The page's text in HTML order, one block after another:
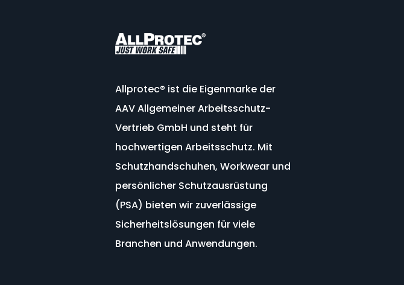
Allprotec® ist die Eigenmarke der
AAVAllgemeinerArbeitsschutz-
Vertrieb GmbH und steht für
hochwertigen Arbeitsschutz. Mit
Schutzhandschuhen, Workwear und
persönlicher Schutzausrüstung
(PSA) bieten wir zuverlässige
Sicherheitslösungen für viele
Branchen und Anwendungen.